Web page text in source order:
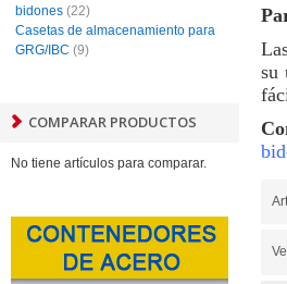
su
bidones (22)
Casetas de almacenamiento para
GRG/IBC (9)
COMPARAR PRODUCTOS
No tiene artículos para comparar.